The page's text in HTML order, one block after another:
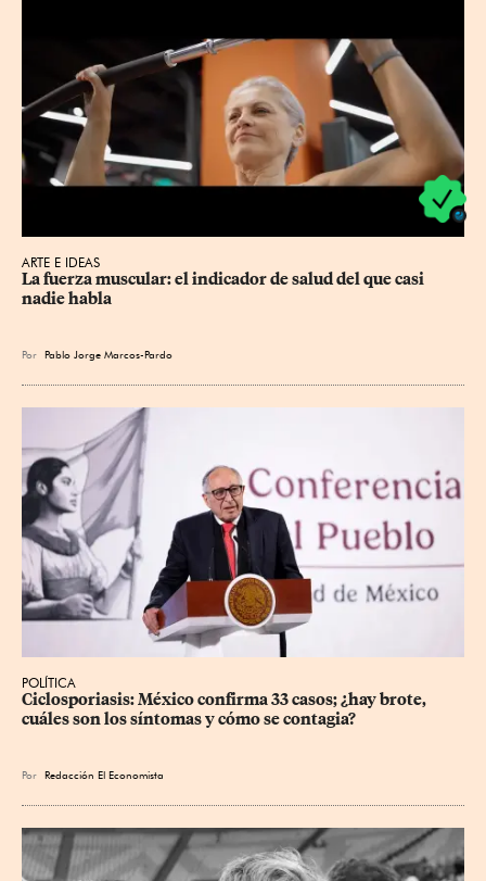
ARTE E IDEAS
La fuerza muscular: el indicador de salud del que casi
nadie habla
Por Pablo Jorge Marcos-Pardo
POLÍTICA
Ciclosporiasis: México confirma 33 casos; ¿hay brote,
cuáles son los síntomas y cómo se contagia?
Por Redacción El Economista